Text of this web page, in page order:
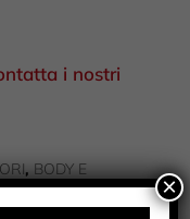
i nostri
, BODY E
×